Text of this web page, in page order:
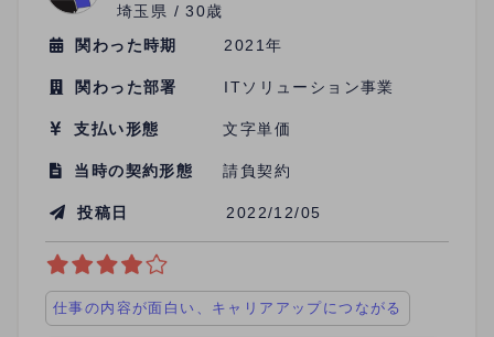
埼玉県 / 30歳
関わった時期
2021年
関わった部署 ITソリューション事業
支払い形態 文字単価
当時の契約形態 請負契約
投稿日 2022/12/05
仕事の内容が面白い、キャリアアップにつながる